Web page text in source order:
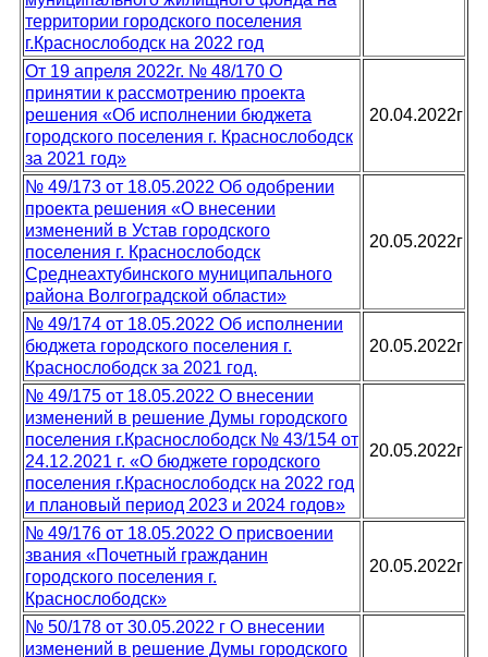
территории городского поселения
г.Краснослободск на 2022 год
От 19 апреля 2022г. № 48/170 О
принятии к рассмотрению проекта
решения «Об исполнении бюджета
городского поселения г. Краснослободск
за 2021 год»
20.04.2022г
№ 49/173 от 18.05.2022 Об одобрении
проекта решения «О внесении
изменений в Устав городского
поселения г. Краснослободск
Среднеахтубинского муниципального
района Волгоградской области»
20.05.2022г
№ 49/174 от 18.05.2022 Об исполнении
бюджета городского поселения г.
Краснослободск за 2021 год.
20.05.2022г
№ 49/175 от 18.05.2022 О внесении
изменений в решение Думы городского
поселения г.Краснослободск № 43/154 от
24.12.2021 г. «О бюджете городского
поселения г.Краснослободск на 2022 год
и плановый период 2023 и 2024 годов»
20.05.2022г
№ 49/176 от 18.05.2022 О присвоении
звания «Почетный гражданин
городского поселения г.
Краснослободск»
20.05.2022г
№ 50/178 от 30.05.2022 г О внесении
изменений в решение Думы городского